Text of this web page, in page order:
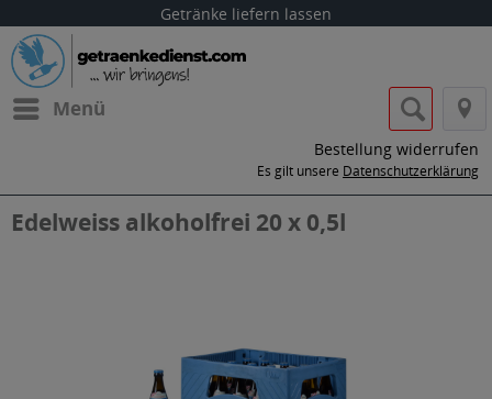
Getränke liefern lassen
Menü
Bestellung widerrufen
Es gilt unsere Datenschutzerklärung
Edelweiss alkoholfrei 20 x 0,5l